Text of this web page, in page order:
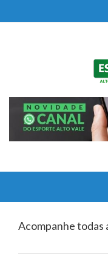
Acompanhe todas